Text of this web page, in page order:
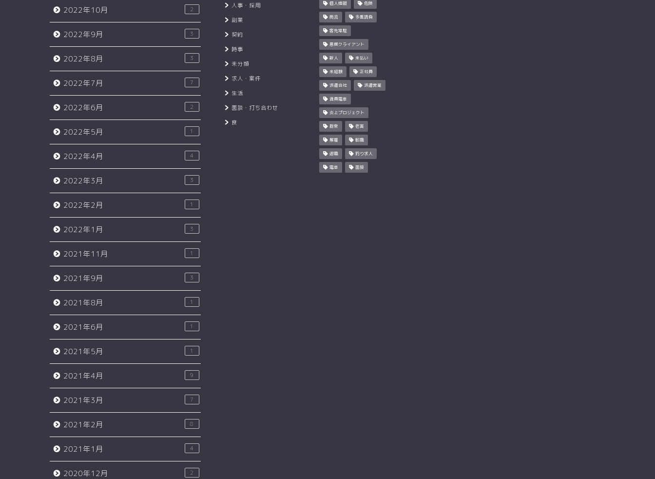
2022年10月 2
2022年9月 3
2022年8月 3
2022年7月 7
2022年6月 2
2022年5月 1
2022年4月 4
2022年3月 3
2022年2月 1
2022年1月 3
2021年11月 1
2021年9月 3
2021年8月 1
2021年6月 1
2021年5月 1
2021年4月 9
2021年3月 7
2021年2月 8
2021年1月 4
2020年12月 2
人事・採用
副業
契約
時事
未分類
求人・案件
生活
面談・打ち合わせ
食
個人情報 危険
商流 多重請負
客先常駐
悪質クライアント
新人 未払い
未経験 正社員
派遣会社 派遣営業
満員電車
炎上プロジェクト
群衆 老害
解雇 転職
退職 釣り求人
電車 面接